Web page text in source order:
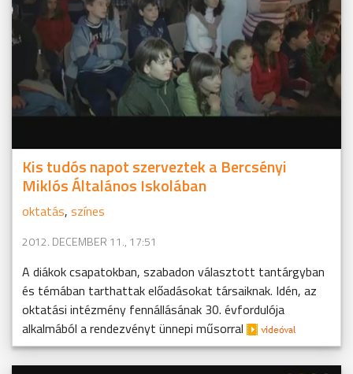
Kis tudós napot szerveztek a Bercsényi
Miklós Általános Iskolában
oktatás, színes
2012. DECEMBER 11., 17:51
A diákok csapatokban, szabadon választott tantárgyban
és témában tarthattak előadásokat társaiknak. Idén, az
oktatási intézmény fennállásának 30. évfordulója
alkalmából a rendezvényt ünnepi műsorral